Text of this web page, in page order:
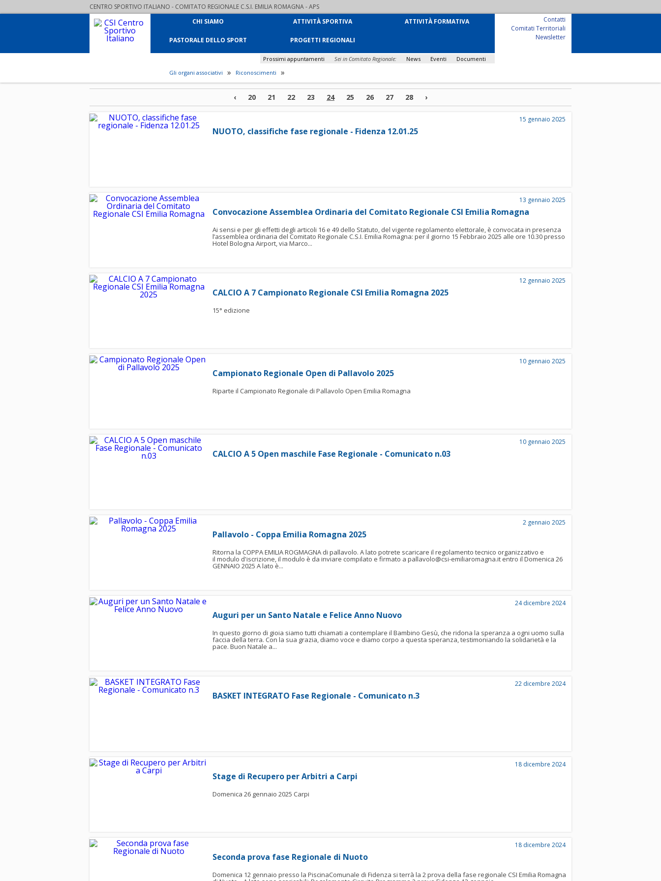
CENTRO SPORTIVO ITALIANO - COMITATO REGIONALE C.S.I. EMILIA ROMAGNA - APS
CHI SIAMO
ATTIVITÀ SPORTIVA ATTIVITÀ FORMATIVA
PASTORALE DELLO SPORT PROGETTI REGIONALI
Prossimi appuntamenti Sei in Comitato Regionale: News Eventi
Documenti
Gli organi associativi
» Riconoscimenti »
Contatti
Comitati Territoriali
Newsletter
‹ 20 21 22 23 24 25 26 27 28 ›
15 gennaio 2025
NUOTO, classifiche fase regionale - Fidenza 12.01.25
13 gennaio 2025
Convocazione Assemblea Ordinaria del Comitato Regionale CSI Emilia Romagna
Ai sensi e per gli effetti degli articoli 16 e 49 dello Statuto, del vigente regolamento elettorale, è convocata in presenza
l’assemblea ordinaria del Comitato Regionale C.S.I. Emilia Romagna: per il giorno 15 Febbraio 2025 alle ore 10.30 presso
Hotel Bologna Airport, via Marco...
12 gennaio 2025
CALCIO A 7 Campionato Regionale CSI Emilia Romagna 2025
15° edizione
10 gennaio 2025
Campionato Regionale Open di Pallavolo 2025
Riparte il Campionato Regionale di Pallavolo Open Emilia Romagna
10 gennaio 2025
CALCIO A 5 Open maschile Fase Regionale - Comunicato n.03
2 gennaio 2025
Pallavolo - Coppa Emilia Romagna 2025
Ritorna la COPPA EMILIA ROGMAGNA di pallavolo. A lato potrete scaricare il regolamento tecnico organizzativo e
il modulo d'iscrizione, il modulo è da inviare compilato e firmato a pallavolo@csi-emiliaromagna.it entro il Domenica 26
GENNAIO 2025 A lato è...
24 dicembre 2024
Auguri per un Santo Natale e Felice Anno Nuovo
In questo giorno di gioia siamo tutti chiamati a contemplare il Bambino Gesù, che ridona la speranza a ogni uomo sulla
faccia della terra. Con la sua grazia, diamo voce e diamo corpo a questa speranza, testimoniando la solidarietà e la
pace. Buon Natale a...
22 dicembre 2024
BASKET INTEGRATO Fase Regionale - Comunicato n.3
18 dicembre 2024
Stage di Recupero per Arbitri a Carpi
Domenica 26 gennaio 2025 Carpi
18 dicembre 2024
Seconda prova fase Regionale di Nuoto
Domenica 12 gennaio presso la PiscinaComunale di Fidenza si terrà la 2 prova della fase regionale CSI Emilia Romagna